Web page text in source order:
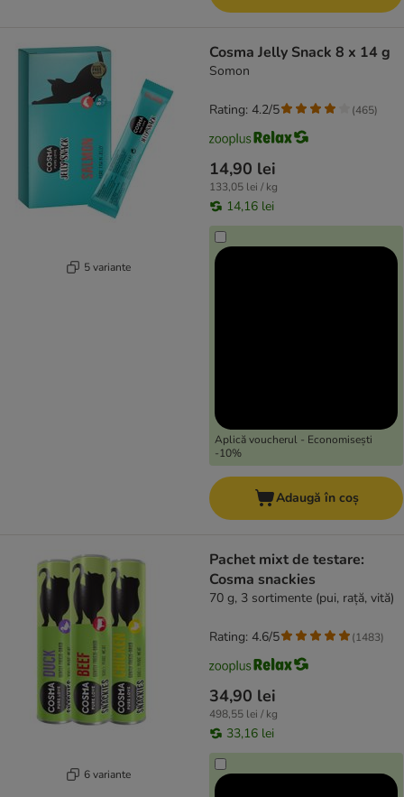
5 variante
Cosma Jelly Snack 8 x 14 g
Somon
14,90 lei
133,05 lei / kg
14,16 lei
Aplică voucherul - Economisești
-10%
Rating: 4.2/5 (465)
Adaugă în coș
6 variante
Pachet mixt de testare:
Cosma snackies
70 g, 3 sortimente (pui, rață, vită)
34,90 lei
498,55 lei / kg
33,16 lei
Rating: 4.6/5 (1483)